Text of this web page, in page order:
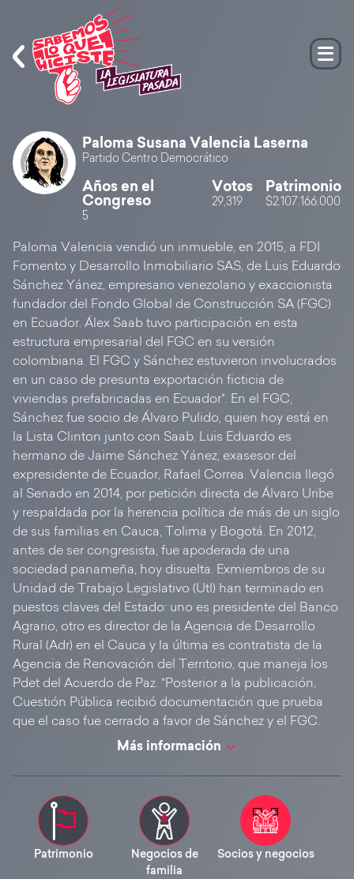
Paloma Susana Valencia Laserna
Partido Centro Democrático
Años en el
Congreso
5
Votos
29,319
Patrimonio
$2.107.166.000
Paloma Valencia vendió un inmueble, en 2015, a FDI
Fomento y Desarrollo Inmobiliario SAS, de Luis Eduardo
Sánchez Yánez, empresario venezolano y exaccionista
fundador del Fondo Global de Construcción SA (FGC)
en Ecuador. Álex Saab tuvo participación en esta
estructura empresarial del FGC en su versión
colombiana. El FGC y Sánchez estuvieron involucrados
en un caso de presunta exportación ficticia de
viviendas prefabricadas en Ecuador*. En el FGC,
Sánchez fue socio de Álvaro Pulido, quien hoy está en
la Lista Clinton junto con Saab. Luis Eduardo es
hermano de Jaime Sánchez Yánez, exasesor del
expresidente de Ecuador, Rafael Correa. Valencia llegó
al Senado en 2014, por petición directa de Álvaro Uribe
y respaldada por la herencia política de más de un siglo
de sus familias en Cauca, Tolima y Bogotá. En 2012,
antes de ser congresista, fue apoderada de una
sociedad panameña, hoy disuelta. Exmiembros de su
Unidad de Trabajo Legislativo (Utl) han terminado en
puestos claves del Estado: uno es presidente del Banco
Agrario, otro es director de la Agencia de Desarrollo
Rural (Adr) en el Cauca y la última es contratista de la
Agencia de Renovación del Territorio, que maneja los
Pdet del Acuerdo de Paz. *Posterior a la publicación,
Cuestión Pública recibió documentación que prueba
que el caso fue cerrado a favor de Sánchez y el FGC.
Más información
Patrimonio
Negocios de
familia
Socios y negocios